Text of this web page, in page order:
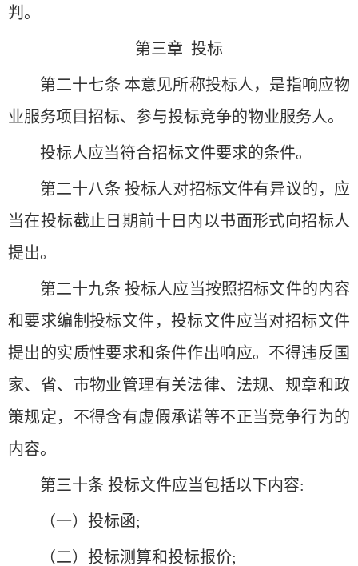
判。
第三章 投标
第二十七条 本意见所称投标人，是指响应物
业服务项目招标、参与投标竞争的物业服务人。
投标人应当符合招标文件要求的条件。
第二十八条 投标人对招标文件有异议的，应
当在投标截止日期前十日内以书面形式向招标人
提出。
第二十九条 投标人应当按照招标文件的内容
和要求编制投标文件，投标文件应当对招标文件
提出的实质性要求和条件作出响应。不得违反国
家、省、市物业管理有关法律、法规、规章和政
策规定，不得含有虚假承诺等不正当竞争行为的
内容。
第三十条 投标文件应当包括以下内容:
（一）投标函;
（二）投标测算和投标报价;